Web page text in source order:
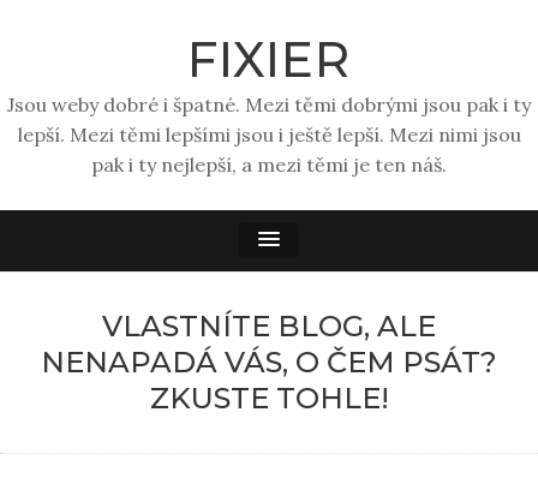
FIXIER
Jsou weby dobré i špatné. Mezi těmi dobrými jsou pak i ty
lepší. Mezi těmi lepšími jsou i ještě lepší. Mezi nimi jsou
pak i ty nejlepší, a mezi těmi je ten náš.
VLASTNÍTE BLOG, ALE
NENAPADÁ VÁS, O ČEM PSÁT?
ZKUSTE TOHLE!